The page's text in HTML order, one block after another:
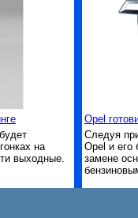
на
выходные.
Opel
Следуя
Opel и его
замене